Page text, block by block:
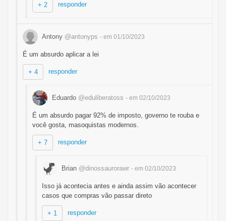
+ 2 responder
Antony @antonyps - em 01/10/2023
É um absurdo aplicar a lei
+ 4 responder
Eduardo @eduliberatoss - em 02/10/2023
É um absurdo pagar 92% de imposto, governo te rouba e
você gosta, masoquistas modernos.
+ 7 responder
Brian @dinossaurorawr - em 02/10/2023
Isso já acontecia antes e ainda assim vão acontecer
casos que compras vão passar direto
+ 1 responder